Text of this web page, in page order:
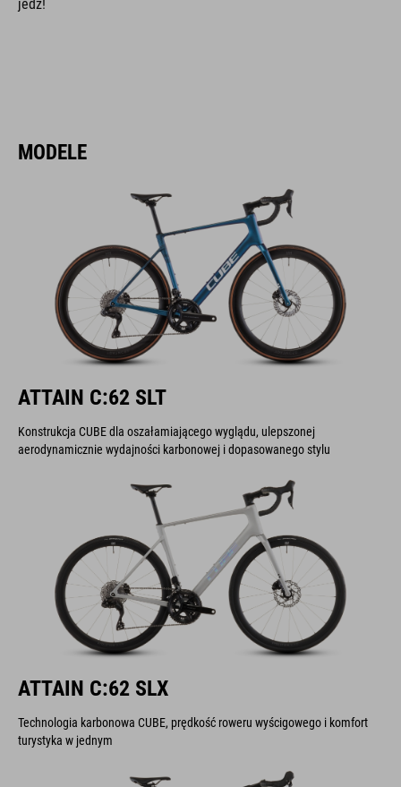
jedź!
MODELE
ATTAIN C:62 SLT
Konstrukcja CUBE dla oszałamiającego wyglądu, ulepszonej
aerodynamicznie wydajności karbonowej i dopasowanego stylu
ATTAIN C:62 SLX
Technologia karbonowa CUBE, prędkość roweru wyścigowego i komfort
turystyka w jednym